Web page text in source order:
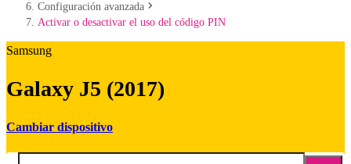
Configuración avanzada
Activar o desactivar el uso del código PIN
Samsung
Galaxy J5 (2017)
Cambiar dispositivo